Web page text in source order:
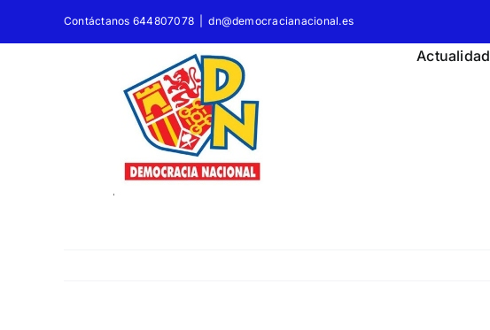
Contáctanos 644807078 dn@democracianacional.es
Actualidad